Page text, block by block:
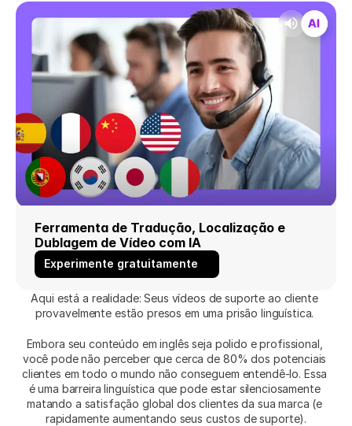
Ferramenta de Tradução, Localização e
Dublagem de Vídeo com IA
Experimente gratuitamente
Aqui está a realidade: Seus vídeos de suporte ao cliente
provavelmente estão presos em uma prisão linguística.
Embora seu conteúdo em inglês seja polido e profissional,
você pode não perceber que cerca de 80% dos potenciais
clientes em todo o mundo não conseguem entendê-lo. Essa
é uma barreira linguística que pode estar silenciosamente
matando a satisfação global dos clientes da sua marca (e
rapidamente aumentando seus custos de suporte).